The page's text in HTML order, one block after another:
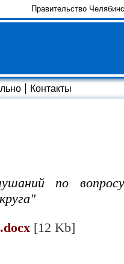
Правительство
Контакты
по
[12 Kb]